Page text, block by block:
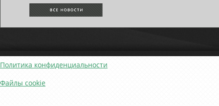
Политика конфиденциальности
Файлы cookie